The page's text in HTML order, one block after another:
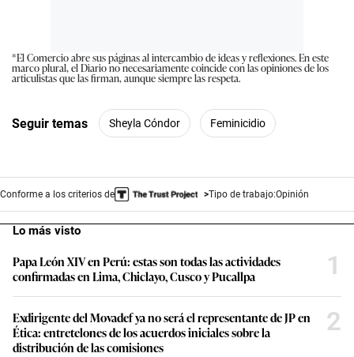
*El Comercio abre sus páginas al intercambio de ideas y reflexiones. En este
marco plural, el Diario no necesariamente coincide con las opiniones de los
articulistas que las firman, aunque siempre las respeta.
Seguir temas Sheyla Cóndor Feminicidio
Conforme a los criterios de Tipo de trabajo:Opinión
Lo más visto
Papa León XIV en Perú: estas son todas las actividades
confirmadas en Lima, Chiclayo, Cusco y Pucallpa
1
Exdirigente del Movadef ya no será el representante de JP en
Ética: entretelones de los acuerdos iniciales sobre la
distribución de las comisiones
2